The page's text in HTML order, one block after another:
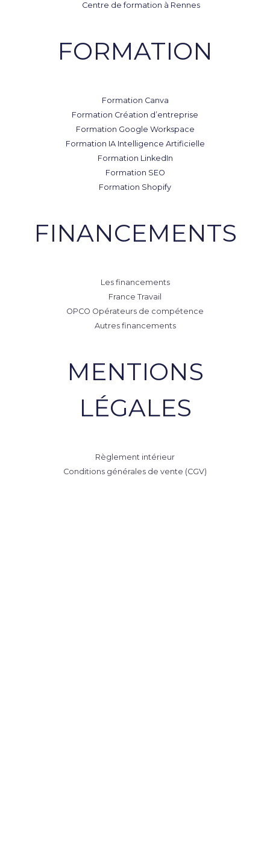
Centre de formation à Rennes
FORMATION
Formation Canva
Formation Création d’entreprise
Formation Google Workspace
Formation IA Intelligence Artificielle
Formation LinkedIn
Formation SEO
Formation Shopify
FINANCEMENTS
Les financements
France Travail
OPCO Opérateurs de compétence
Autres financements
MENTIONS
LÉGALES
Règlement intérieur
Conditions générales de vente (CGV)